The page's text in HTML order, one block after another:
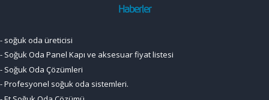
Haberler
Soğuk Oda Panel Kapı ve aksesuar fiyat listesi
Soğuk Oda Çözümleri
Profesyonel soğuk oda sistemleri.
Et Soğuk Oda Çözümü